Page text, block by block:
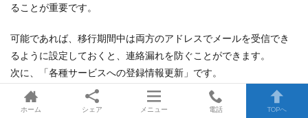
ることが重要です。
可能であれば、移行期間中は両方のアドレスでメールを受信でき
るように設定しておくと、連絡漏れを防ぐことができます。
次に、「各種サービスへの登録情報更新」です。
オンラインショッピングサイト、SNS、会員サイト、銀行、証券会
ホーム シェア メニュー 電話 TOPへ